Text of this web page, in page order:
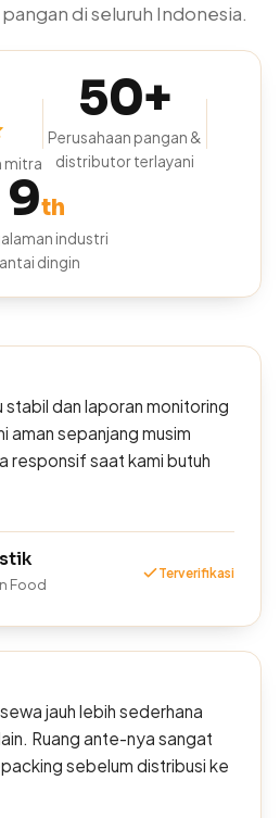
di seluruh Indonesia.
mitra
50+
Perusahaan pangan &
distributor terlayani
9th
industri
dingin
stabil dan laporan monitoring
aman sepanjang musim
responsif saat kami butuh
Food
Terverifikasi
jauh lebih sederhana
Ruang ante-nya sangat
sebelum distribusi ke